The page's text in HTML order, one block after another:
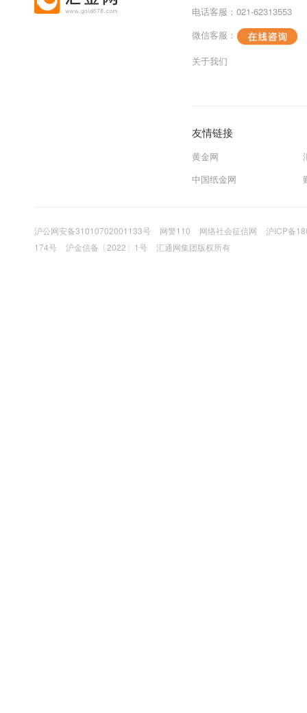
电话客服：021-62313553
微信客服：
关于我们
友情链接
黄金网
中国纸金网
沪公网安备31010702001133号 网警110 网络社会征信网
沪ICP备
174号
沪金信备〔2022〕1号 汇通网集团版权所有